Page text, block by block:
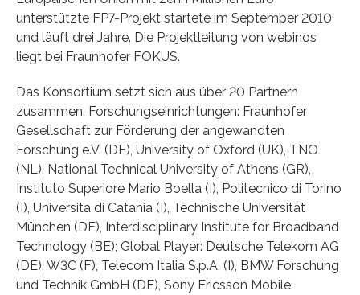
unterstützte FP7-Projekt startete im September 2010
und läuft drei Jahre. Die Projektleitung von webinos
liegt bei Fraunhofer FOKUS.
Das Konsortium setzt sich aus über 20 Partnern
zusammen. Forschungseinrichtungen: Fraunhofer
Gesellschaft zur Förderung der angewandten
Forschung e.V. (DE), University of Oxford (UK), TNO
(NL), National Technical University of Athens (GR),
Instituto Superiore Mario Boella (I), Politecnico di Torino
(I), Universita di Catania (I), Technische Universität
München (DE), Interdisciplinary Institute for Broadband
Technology (BE); Global Player: Deutsche Telekom AG
(DE), W3C (F), Telecom Italia S.p.A. (I), BMW Forschung
und Technik GmbH (DE), Sony Ericsson Mobile